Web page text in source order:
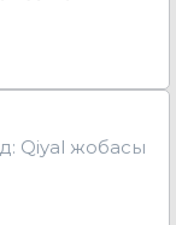
Qiyal жобасы